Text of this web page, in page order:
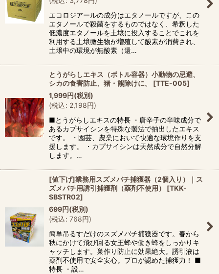
エコロジアールの成分はエタノールですが、この
エタノールで殺菌をするものではなく、希釈した
低濃度エタノールを土壌に投入することでこれを
利用する土壌微生物が増殖して酸素が消費され、
土壌中の環境が無酸素（還…
とうがらしエキス（ボトル容器）小動物の忌避、
シカの食害防止、猪・熊除けに。
[TTE-005]
1,999円(税別)
(税込: 2,198円)
■とうがらしエキスの特長 ・唐辛子の辛味成分で
あるカプサイシンを特殊な製法で抽出したエキス
です。 ・園芸、農業において快適な環境作りを支
援します。 ・カプサイシンは天然成分で自然分解
します。…
[値下げ]業務用スズメバチ捕獲器（2個入り）｜ス
ズメバチ用誘引捕獲剤（薬剤不使用）
[TKK-
SBSTR02]
699円(税別)
(税込: 768円)
簡単吊るすだけのスズメバチ捕獲器です。春から
秋にかけて飛び回る女王蜂や働き蜂をしっかりキ
ャッチします。巣作り防止に効果絶大。誘引液は
薬剤不使用で安全安心。プロが認めた捕獲力！ ■
特長 ・設…